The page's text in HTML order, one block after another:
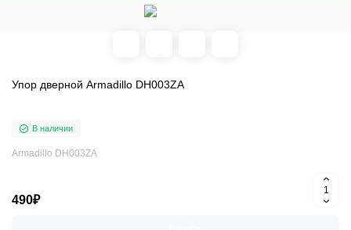
Упор дверной Armadillo DH003ZA
В наличии
Armadillo DH003ZA
490₽